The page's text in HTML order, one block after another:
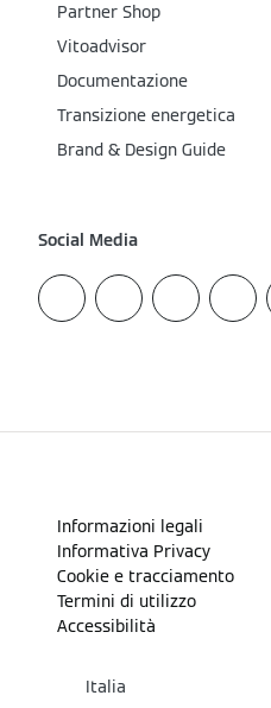
Partner Shop
Vitoadvisor
Documentazione
Transizione energetica
Brand & Design Guide
Social Media
Informazioni legali
Informativa Privacy
Cookie e tracciamento
Termini di utilizzo
Accessibilità
Italia